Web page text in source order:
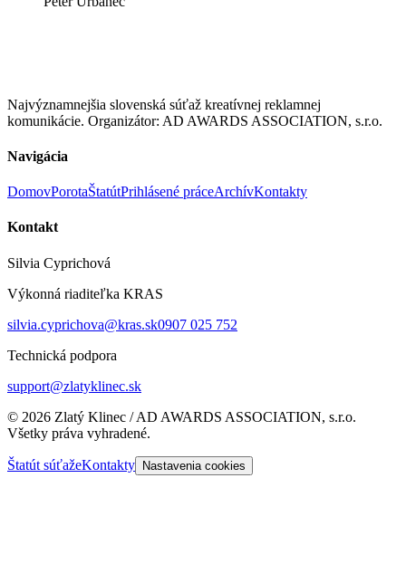
Najvýznamnejšia slovenská súťaž kreatívnej reklamnej
komunikácie. Organizátor: AD AWARDS ASSOCIATION, s.r.o.
Navigácia
DomovPorotaŠtatútPrihlásené práceArchívKontakty
Kontakt
Silvia Cyprichová
Výkonná riaditeľka KRAS
silvia.cyprichova@kras.sk0907 025 752
Technická podpora
support@zlatyklinec.sk
© 2026 Zlatý Klinec / AD AWARDS ASSOCIATION, s.r.o.
Všetky práva vyhradené.
Štatút súťažeKontakty Nastavenia cookies